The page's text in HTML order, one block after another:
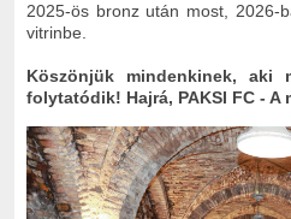
2025-ös bronz után most, 2026-
vitrinbe.
Köszönjük mindenkinek, aki
folytatódik! Hajrá, PAKSI FC - A